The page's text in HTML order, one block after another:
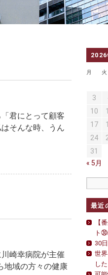
君にとって顧客
そんな時、うん
崎幸病院が主催
地域の方々の健康
2026
月 火
3
10
17
24
31
« 5月
最近
【
ト
30
世
した